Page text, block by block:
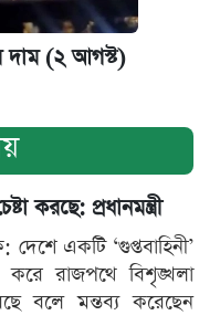
দাম (২ আগস্ট)
করছে: প্রধানমন্ত্রী
দেশে একটি ‘গুপ্তবাহিনী’
করে রাজপথে বিশৃঙ্খলা
বলে মন্তব্য করেছেন